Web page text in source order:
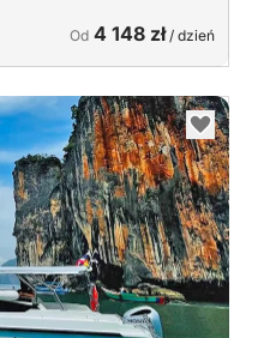
Od 4 148 zł/ dzień